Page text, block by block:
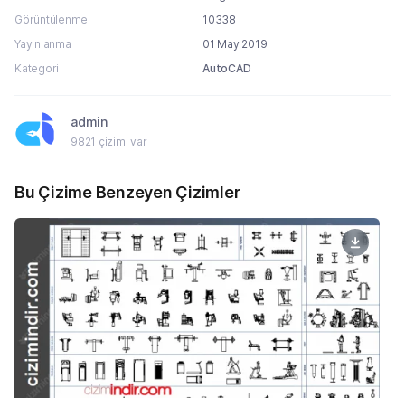
Görüntülenme
10338
Yayınlanma
01 May 2019
Kategori
AutoCAD
admin
9821 çizimi var
Bu Çizime Benzeyen Çizimler